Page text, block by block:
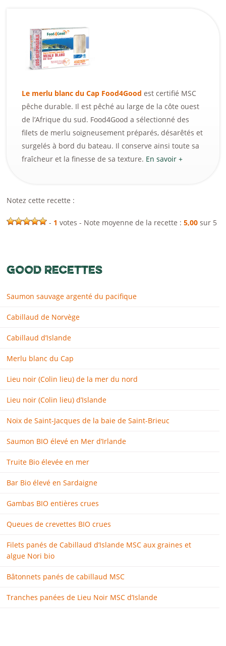
Le merlu blanc du Cap Food4Good est certifié MSC
pêche durable. Il est pêché au large de la côte ouest
de l’Afrique du sud. Food4Good a sélectionné des
filets de merlu soigneusement préparés, désarêtés et
surgelés à bord du bateau. Il conserve ainsi toute sa
fraîcheur et la finesse de sa texture. En savoir +
Notez cette recette :
- 1 votes - Note moyenne de la recette :5,00 sur 5
GOOD RECETTES
Saumon sauvage argenté du pacifique
Cabillaud de Norvège
Cabillaud d’Islande
Merlu blanc du Cap
Lieu noir (Colin lieu) de la mer du nord
Lieu noir (Colin lieu) d’Islande
Noix de Saint-Jacques de la baie de Saint-Brieuc
Saumon BIO élevé en Mer d’Irlande
Truite Bio élevée en mer
Bar Bio élevé en Sardaigne
Gambas BIO entières crues
Queues de crevettes BIO crues
Filets panés de Cabillaud d’Islande MSC aux graines et
algue Nori bio
Bâtonnets panés de cabillaud MSC
Tranches panées de Lieu Noir MSC d’Islande